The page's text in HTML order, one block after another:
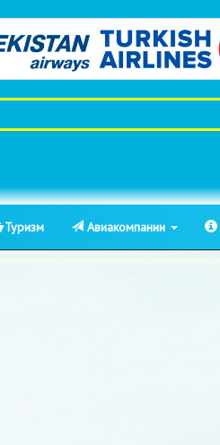
Туризм Авиакомпании